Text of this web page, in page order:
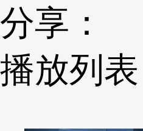
分享：
播放列表